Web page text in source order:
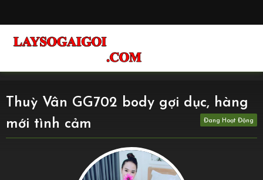
Thuỳ Vân GG702 body gợi dục, hàng
mới tình cảm